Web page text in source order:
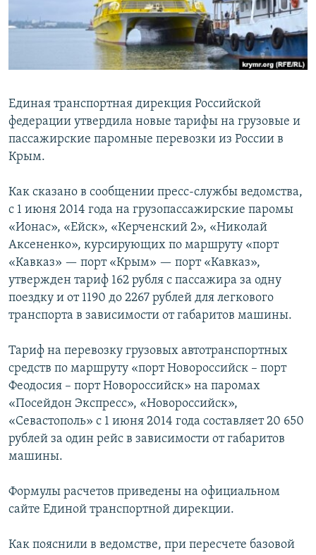
ПОБЕДИТЕЛЕЙ НЕ СУДЯТ?
КРЫМ.НЕПОКОРЕННЫЙ
ПРИСОЕДИНЯЙТЕСЬ!
Все сайты RFE/RL
Единая транспортная дирекция Российской
федерации утвердила новые тарифы на грузовые и
пассажирские паромные перевозки из России в
Крым.
Как сказано в сообщении пресс-службы ведомства,
с 1 июня 2014 года на грузопассажирские паромы
«Ионас», «Ейск», «Керченский 2», «Николай
Аксененко», курсирующих по маршруту «порт
«Кавказ» — порт «Крым» — порт «Кавказ»,
утвержден тариф 162 рубля с пассажира за одну
поездку и от 1190 до 2267 рублей для легкового
транспорта в зависимости от габаритов машины.
Тариф на перевозку грузовых автотранспортных
средств по маршруту «порт Новороссийск – порт
Феодосия – порт Новороссийск» на паромах
«Посейдон Экспресс», «Новороссийск»,
«Севастополь» с 1 июня 2014 года составляет 20 650
рублей за один рейс в зависимости от габаритов
машины.
Формулы расчетов приведены на официальном
сайте Единой транспортной дирекции.
Как пояснили в ведомстве, при пересчете базовой